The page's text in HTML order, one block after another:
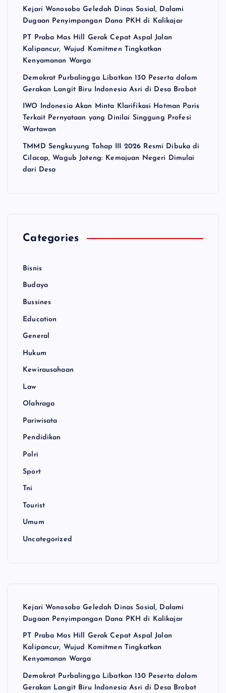
Kejari Wonosobo Geledah Dinas Sosial, Dalami
Dugaan Penyimpangan Dana PKH di Kalikajar
PT Praba Mas Hill Gerak Cepat Aspal Jalan
Kalipancur, Wujud Komitmen Tingkatkan
Kenyamanan Warga
Demokrat Purbalingga Libatkan 130 Peserta dalam
Gerakan Langit Biru Indonesia Asri di Desa Brobot
IWO Indonesia Akan Minta Klarifikasi Hotman Paris
Terkait Pernyataan yang Dinilai Singgung Profesi
Wartawan
TMMD Sengkuyung Tahap III 2026 Resmi Dibuka di
Cilacap, Wagub Jateng: Kemajuan Negeri Dimulai
dari Desa
Categories
Bisnis
Budaya
Bussines
Education
General
Hukum
Kewirausahaan
Law
Olahraga
Pariwisata
Pendidikan
Polri
Sport
Tni
Tourist
Umum
Uncategorized
Kejari Wonosobo Geledah Dinas Sosial, Dalami
Dugaan Penyimpangan Dana PKH di Kalikajar
PT Praba Mas Hill Gerak Cepat Aspal Jalan
Kalipancur, Wujud Komitmen Tingkatkan
Kenyamanan Warga
Demokrat Purbalingga Libatkan 130 Peserta dalam
Gerakan Langit Biru Indonesia Asri di Desa Brobot